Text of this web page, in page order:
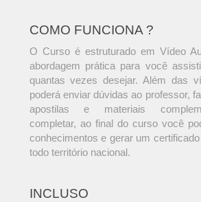
COMO FUNCIONA ?
O Curso é estruturado em Vídeo
abordagem prática para você
quantas vezes desejar. Além das
poderá enviar dúvidas ao professor,
apostilas e materiais
completar, ao final do curso você
conhecimentos e gerar um
todo território nacional.
INCLUSO